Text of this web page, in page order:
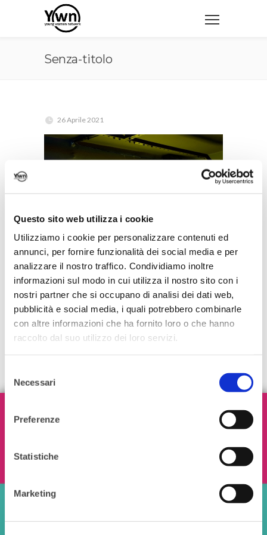
Questo sito web utilizza i cookie
Utilizziamo i cookie per personalizzare contenuti ed
annunci, per fornire funzionalità dei social media e per
analizzare il nostro traffico. Condividiamo inoltre
informazioni sul modo in cui utilizza il nostro sito con i
nostri partner che si occupano di analisi dei dati web,
pubblicità e social media, i quali potrebbero combinarle
con altre informazioni che ha fornito loro o che hanno
raccolto dal suo utilizzo dei loro servizi.
delNecessari
Preferenze
Statistiche
Marketing
Senza-titolo
26 Aprile 2021